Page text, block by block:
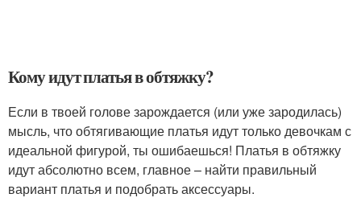
Кому идут платья в обтяжку?
Если в твоей голове зарождается (или уже зародилась)
мысль, что обтягивающие платья идут только девочкам с
идеальной фигурой, ты ошибаешься! Платья в обтяжку
идут абсолютно всем, главное – найти правильный
вариант платья и подобрать аксессуары.